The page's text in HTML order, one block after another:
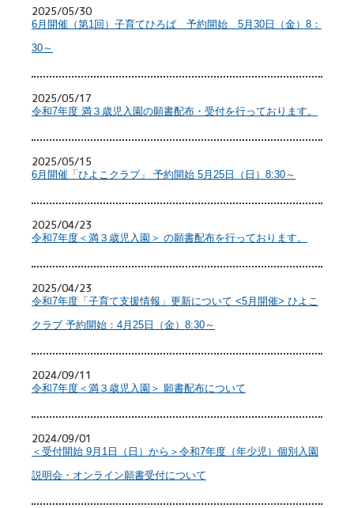
2025/05/30
6月開催（第1回）子育てひろば 予約開始 5月30日（金）8：
30～
2025/05/17
令和7年度 満３歳児入園の願書配布・受付を行っております。
2025/05/15
6月開催「ひよこクラブ」 予約開始 5月25日（日）8:30～
2025/04/23
令和7年度＜満３歳児入園＞ の願書配布を行っております。
2025/04/23
令和7年度「子育て支援情報」更新について <5月開催> ひよこ
クラブ 予約開始：4月25日（金）8:30～
2024/09/11
令和7年度＜満３歳児入園＞ 願書配布について
2024/09/01
＜受付開始 9月1日（日）から＞令和7年度（年少児）個別入園
説明会・オンライン願書受付について